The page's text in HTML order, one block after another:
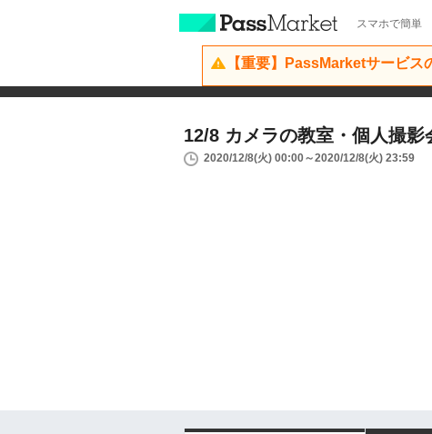
スマホで簡単
【重要】PassMarketサービス
12/8 カメラの教室・個人撮影
2020/12/8(火) 00:00～2020/12/8(火) 23:59